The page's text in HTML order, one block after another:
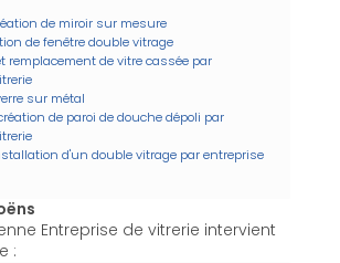
de miroir sur mesure
de fenêtre double vitrage
remplacement de vitre cassée par
sur métal
de paroi de douche dépoli par
d'un double vitrage par entreprise
Entreprise de vitrerie intervient
: